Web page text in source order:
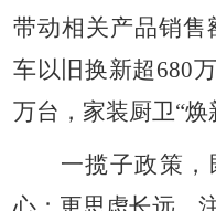
带动相关产品销售
车以旧换新超680
万台，家装厨卫“焕
一揽子政策